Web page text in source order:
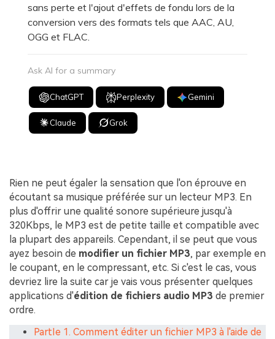
sans perte et l'ajout d'effets de fondu lors de la
conversion vers des formats tels que AAC, AU,
OGG et FLAC.
Ask AI for a summary
ChatGPT Perplexity Gemini
Claude Grok
Rien ne peut égaler la sensation que l'on éprouve en
écoutant sa musique préférée sur un lecteur MP3. En
plus d'offrir une qualité sonore supérieure jusqu'à
320Kbps, le MP3 est de petite taille et compatible avec
la plupart des appareils. Cependant, il se peut que vous
ayez besoin de modifier un fichier MP3, par exemple en
le coupant, en le compressant, etc. Si c'est le cas, vous
devriez lire la suite car je vais vous présenter quelques
applications d'édition de fichiers audio MP3 de premier
ordre.
PartIe 1. Comment éditer un fichier MP3 à l'aide de